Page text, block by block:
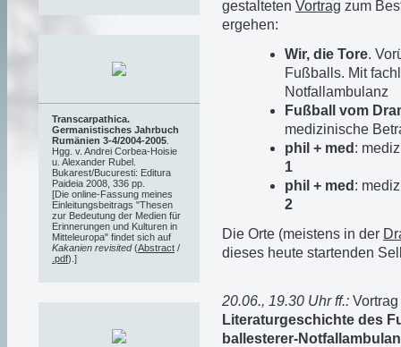
gestalteten Vortrag zum
ergehen:
Wir, die Tore.
Fußballs. Mit
Notfallambulanz
Fußball vom
medizinische
phil + med :
1
phil + med :
2
Die Orte (meistens in der
dieses heute startenden
20.06., 19.30 Uhr ff.: Vortrag
Literaturgeschichte des
ballesterer-
Transcarpathica.
Germanistisches Jahrbuch
Rumänien 3-4/2004-2005
Hgg. v. Andrei Corbea-Hoisie
u. Alexander Rubel.
Bukarest/Bucuresti: Editura
Paideia 2008, 336 pp.
[Die online-Fassung meines
Einleitungsbeitrags "Thesen
zur Bedeutung der Medien für
Erinnerungen und Kulturen in
Mitteleuropa" findet sich auf
Kakanien revisited(Abstract /
.pdf).]